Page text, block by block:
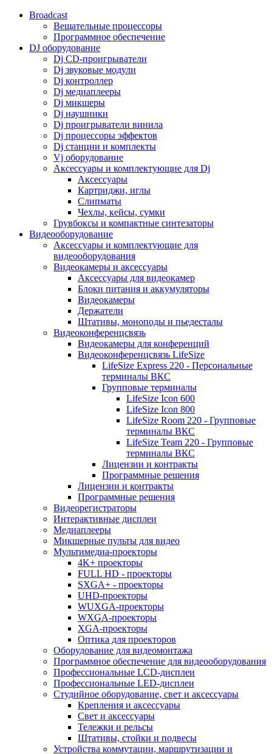
Broadcast
Вещательные процессоры
Программное обеспечение
DJ оборудование
Dj CD-проигрыватели
Dj звуковые модули
Dj контроллер
Dj медиаплееры
Dj микшеры
Dj наушники
Dj проигрыватели винила
Dj процессоры эффектов
Dj станции и комплекты
Vj оборудование
Аксессуары и комплектующие для Dj
Аксессуары
Картриджи, иглы
Слипматы
Чехлы, кейсы, сумки
Грувбоксы и компактные синтезаторы
Видеооборудование
Аксессуары и комплектующие для
видеооборудования
Видеокамеры и аксессуары
Аксессуары для видеокамер
Блоки питания и аккумуляторы
Видеокамеры
Держатели
Штативы, моноподы и пьедесталы
Видеоконференцсвязь
Видеокамеры для конференций
Видеоконференцсвязь LifeSize
LifeSize Express 220 - Персональные
терминалы ВКС
Групповые терминалы
LifeSize Icon 600
LifeSize Icon 800
LifeSize Room 220 - Групповые
терминалы ВКС
LifeSize Team 220 - Групповые
терминалы ВКС
Лицензии и контракты
Программные решения
Лицензии и контракты
Программные решения
Видеорегистраторы
Интерактивные дисплеи
Медиаплееры
Микшерные пульты для видео
Мультимедиа-проекторы
4K+ проекторы
FULL HD - проекторы
SXGA+ - проекторы
UHD-проекторы
WUXGA-проекторы
WXGA-проекторы
XGA-проекторы
Оптика для проекторов
Оборудование для видеомонтажа
Программное обеспечение для видеооборудования
Профессиональные LCD-дисплеи
Профессиональные LED-дисплеи
Студийное оборудование, свет и аксессуары
Крепления и аксессуары
Свет и аксессуары
Тележки и рельсы
Штативы, стойки и подвесы
Устройства коммутации, маршрутизации и